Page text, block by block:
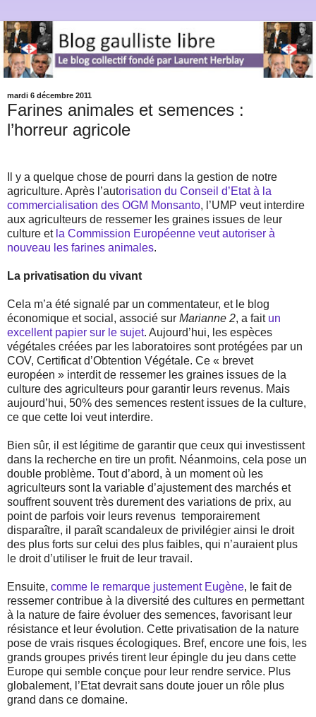
mardi 6 décembre 2011
Farines animales et semences :
l’horreur agricole
Il y a quelque chose de pourri dans la gestion de notre
agriculture. Après l’autorisation du Conseil d’Etat à la
commercialisation des OGM Monsanto, l’UMP veut interdire
aux agriculteurs de ressemer les graines issues de leur
culture et la Commission Européenne veut autoriser à
nouveau les farines animales.
La privatisation du vivant
Cela m’a été signalé par un commentateur, et le blog
économique et social, associé sur Marianne 2, a fait un
excellent papier sur le sujet. Aujourd’hui, les espèces
végétales créées par les laboratoires sont protégées par un
COV, Certificat d’Obtention Végétale. Ce « brevet
européen » interdit de ressemer les graines issues de la
culture des agriculteurs pour garantir leurs revenus. Mais
aujourd’hui, 50% des semences restent issues de la culture,
ce que cette loi veut interdire.
Bien sûr, il est légitime de garantir que ceux qui investissent
dans la recherche en tire un profit. Néanmoins, cela pose un
double problème. Tout d’abord, à un moment où les
agriculteurs sont la variable d’ajustement des marchés et
souffrent souvent très durement des variations de prix, au
point de parfois voir leurs revenus temporairement
disparaître, il paraît scandaleux de privilégier ainsi le droit
des plus forts sur celui des plus faibles, qui n’auraient plus
le droit d’utiliser le fruit de leur travail.
Ensuite, comme le remarque justement Eugène, le fait de
ressemer contribue à la diversité des cultures en permettant
à la nature de faire évoluer des semences, favorisant leur
résistance et leur évolution. Cette privatisation de la nature
pose de vrais risques écologiques. Bref, encore une fois, les
grands groupes privés tirent leur épingle du jeu dans cette
Europe qui semble conçue pour leur rendre service. Plus
globalement, l’Etat devrait sans doute jouer un rôle plus
grand dans ce domaine.